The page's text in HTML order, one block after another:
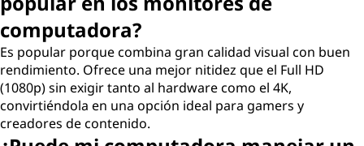
computadora?
Es popular porque combina gran calidad visual con buen
rendimiento. Ofrece una mejor nitidez que el Full HD
(1080p) sin exigir tanto al hardware como el 4K,
convirtiéndola en una opción ideal para gamers y
creadores de contenido.